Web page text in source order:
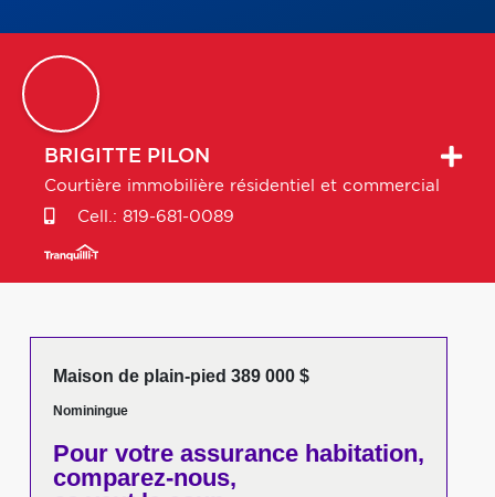
BRIGITTE PILON
Courtière immobilière résidentiel et commercial
Cell.: 819-681-0089
Maison de plain-pied 389 000 $
Nominingue
Pour votreassurance habitation,
comparez-nous,